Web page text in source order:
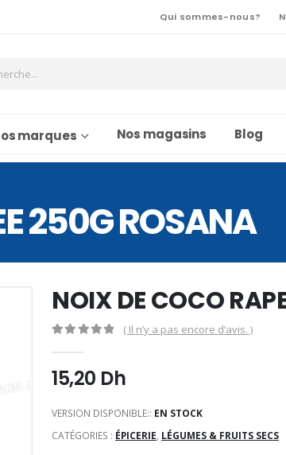
Qui sommes-nous?
marques Nos magasins Blog
250G ROSANA
NOIX DE COCO
( Il n’y a pas encore d’avis. )
15,20 Dh
VERSION DISPONIBLE:: EN STOCK
CATÉGORIES : ÉPICERIE, LÉGUMES & FRUITS SECS